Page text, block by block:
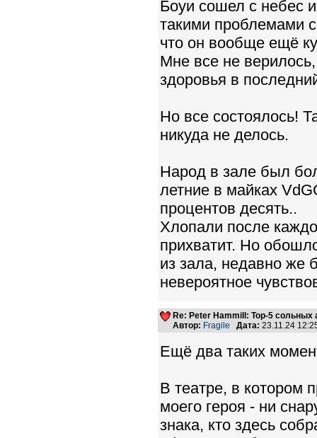
Боуи сошел с небес
такими проблемами
что он вообще ещё
Мне все не
здоровья в
Но все состоялось!
никуда не делось.
Народ в зале был
летние в майках
процентов десять..
Хлопали после
прихватит. Но
из зала, недавно же
невероятное
Re: Peter Hammill: Top-5 сольных
Автор: Fragile Дата: 23.11.24
Ещё два таких
В театре, в котором
моего героя - ни
знака, кто здесь